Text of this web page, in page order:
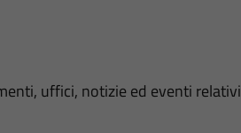
uffici, notizie ed eventi relativi